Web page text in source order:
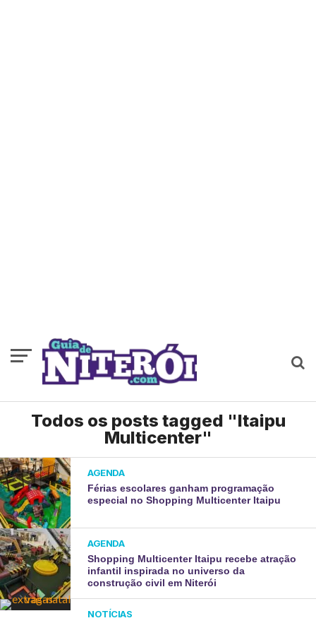
Todos os posts tagged "Itaipu
Multicenter"
AGENDA
Férias escolares ganham programação
especial no Shopping Multicenter Itaipu
AGENDA
Shopping Multicenter Itaipu recebe atração
infantil inspirada no universo da
construção civil em Niterói
NOTÍCIAS